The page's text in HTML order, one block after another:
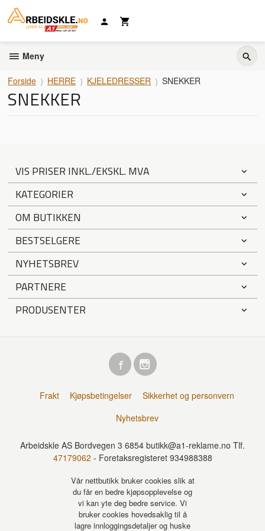
innholdet
Meny
Forside HERRE KJELEDRESSER SNEKKER
SNEKKER
VIS PRISER INKL./EKSKL. MVA
KATEGORIER
OM BUTIKKEN
BESTSELGERE
NYHETSBREV
PARTNERE
PRODUSENTER
Frakt Kjøpsbetingelser
Sikkerhet og personvern
Nyhetsbrev
Arbeidskle AS Bordvegen 3 6854 butikk@a1-reklame.no Tlf.
47179062 - Foretaksregisteret 934988388
Vår nettbutikk bruker cookies slik at
du får en bedre kjøpsopplevelse og
vi kan yte deg bedre service. Vi
bruker cookies hovedsaklig til å
lagre innloggingsdetaljer og huske